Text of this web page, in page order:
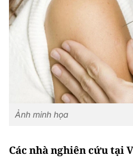
Ảnh minh họa
Các nhà nghiên cứu tại